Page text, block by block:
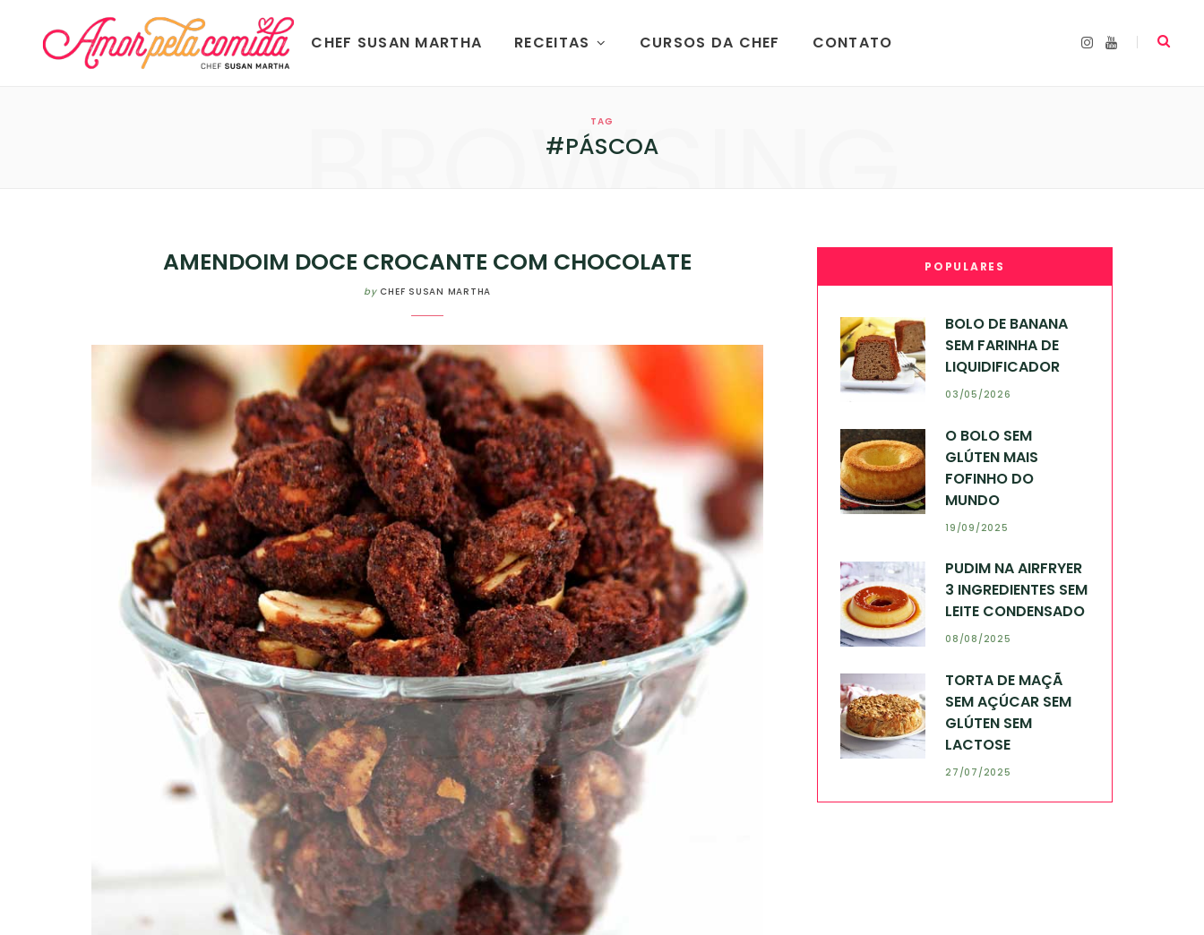
CHEF SUSAN MARTHA RECEITAS CURSOS DA CHEF CONTATO
I
Y
TAG
#PÁSCOA
BROWSING
AMENDOIM DOCE CROCANTE COM CHOCOLATE
by CHEF SUSAN MARTHA
POPULARES
BOLO DE BANANA
SEM FARINHA DE
LIQUIDIFICADOR
03/05/2026
O BOLO SEM
GLÚTEN MAIS
FOFINHO DO
MUNDO
19/09/2025
PUDIM NA AIRFRYER
3 INGREDIENTES SEM
LEITE CONDENSADO
08/08/2025
TORTA DE MAÇÃ
SEM AÇÚCAR SEM
GLÚTEN SEM
LACTOSE
27/07/2025